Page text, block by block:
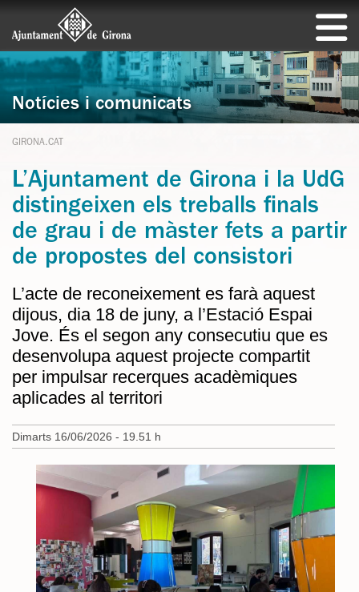
Notícies i comunicats
GIRONA.CAT
L’Ajuntament de Girona i la UdG
distingeixen els treballs finals
de grau i de màster fets a partir
de propostes del consistori
L’acte de reconeixement es farà aquest
dijous, dia 18 de juny, a l’Estació Espai
Jove. És el segon any consecutiu que es
desenvolupa aquest projecte compartit
per impulsar recerques acadèmiques
aplicades al territori
Dimarts 16/06/2026 - 19.51 h